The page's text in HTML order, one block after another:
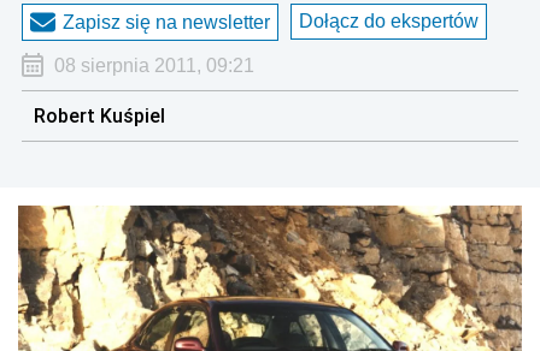
Zapisz się na newsletter Dołącz do ekspertów
08 sierpnia 2011, 09:21
Robert Kuśpiel